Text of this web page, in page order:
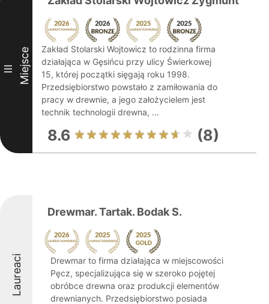
III Miejsce
Zakład Stolarski Wojtowicz to rodzinna firma
działająca w Gęsińcu przy ulicy Świerkowej
15, której początki sięgają roku 1998.
Przedsiębiorstwo powstało z zamiłowania do
pracy w drewnie, a jego założycielem jest
technik technologii drewna, ...
8.6 (8)
Laureaci
Drewmar. Tartak. Bodak S.
Drewmar to firma działająca w miejscowości
Pęcz, specjalizująca się w szeroko pojętej
obróbce drewna oraz produkcji elementów
drewnianych. Przedsiębiorstwo posiada